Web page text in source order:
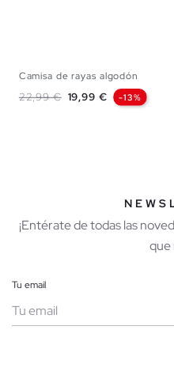
S
Camisa de rayas algodón
Precio base
22,99 € Precio
19,99 € -13%
¡Entérate de todas las
que
Tu email